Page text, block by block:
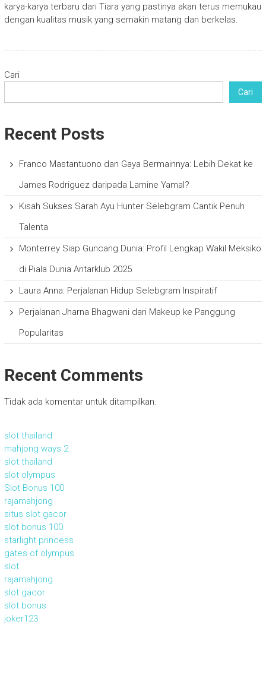
karya-karya terbaru dari Tiara yang pastinya akan terus memukau
dengan kualitas musik yang semakin matang dan berkelas.
Cari
Cari
Recent Posts
Franco Mastantuono dan Gaya Bermainnya: Lebih Dekat ke
James Rodriguez daripada Lamine Yamal?
Kisah Sukses Sarah Ayu Hunter Selebgram Cantik Penuh
Talenta
Monterrey Siap Guncang Dunia: Profil Lengkap Wakil Meksiko
di Piala Dunia Antarklub 2025
Laura Anna: Perjalanan Hidup Selebgram Inspiratif
Perjalanan Jharna Bhagwani dari Makeup ke Panggung
Popularitas
Recent Comments
Tidak ada komentar untuk ditampilkan.
slot thailand
mahjong ways 2
slot thailand
slot olympus
Slot Bonus 100
rajamahjong
situs slot gacor
slot bonus 100
starlight princess
gates of olympus
slot
rajamahjong
slot gacor
slot bonus
joker123